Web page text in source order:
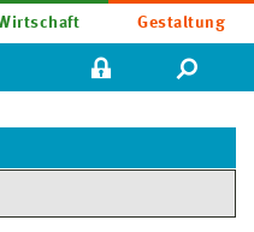
Gestaltung